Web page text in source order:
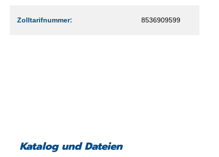
Zolltarifnummer: 8536909599
Katalog und Dateien